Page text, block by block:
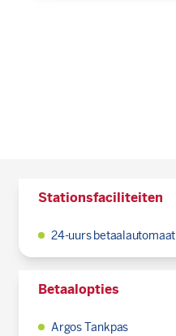
Stationsfaciliteiten
24-uurs betaalautomaat
Betaalopties
Argos Tankpas